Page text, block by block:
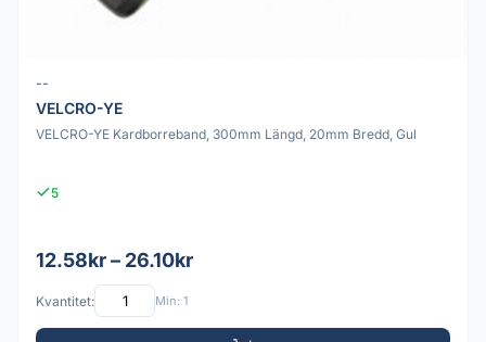
--
VELCRO-YE
VELCRO-YE Kardborreband, 300mm Längd, 20mm Bredd, Gul
5
12.58kr – 26.10kr
Kvantitet: Min: 1